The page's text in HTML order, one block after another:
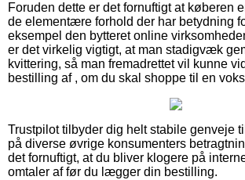
Foruden dette er det fornuftigt at køberen
de elementære forhold der har betydning
eksempel den bytteret online
er det virkelig vigtigt, at man stadigvæk
kvittering, så man fremadrettet vil kunne
bestilling af , om du skal shoppe til en
Trustpilot tilbyder dig helt stabile genveje
på diverse øvrige konsumenters
det fornuftigt, at du bliver klogere på
omtaler af før du lægger din bestilling.